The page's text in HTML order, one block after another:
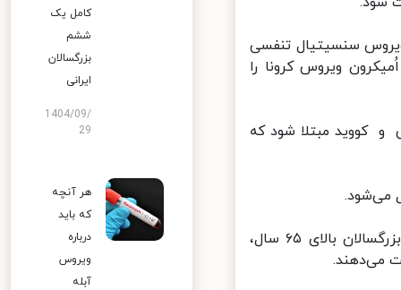
سنسیتیال تنفسی
ویروس کرونا را
کووید مبتلا شود که
داده‌های مرکز کنترل و پیشگیری از بیماری‌ها نشان می‌دهد که در میان بزرگسالان بالای ۶۵ سال،
کامل یک
ششم
بزرگسالان
ایرانی
1404/09/
29
هر آنچه
که باید
درباره
ویروس
آبله